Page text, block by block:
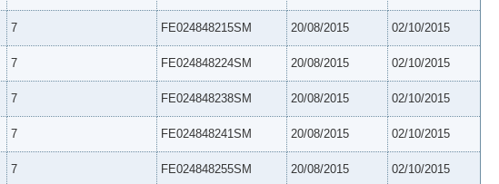
7 FE024848215SM 20/08/2015 02/10/2015
7 FE024848224SM 20/08/2015 02/10/2015
7 FE024848238SM 20/08/2015 02/10/2015
7 FE024848241SM 20/08/2015 02/10/2015
7 FE024848255SM 20/08/2015 02/10/2015